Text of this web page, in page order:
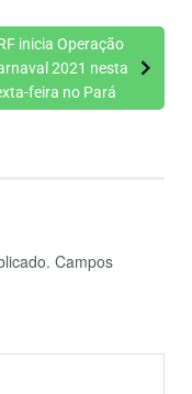
inicia Operação
2021 nesta
feira no Pará
Campos